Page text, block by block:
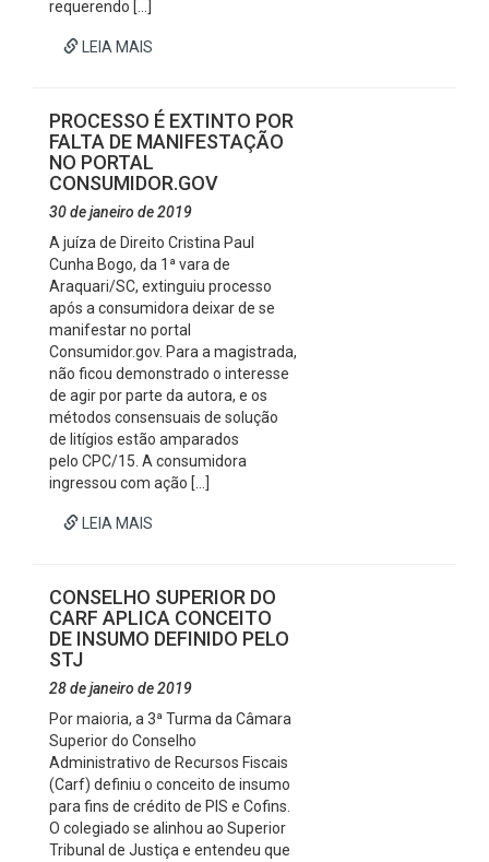
requerendo […]
LEIA MAIS
PROCESSO É EXTINTO POR
FALTA DE MANIFESTAÇÃO
NO PORTAL
CONSUMIDOR.GOV
30 de janeiro de 2019
A juíza de Direito Cristina Paul
Cunha Bogo, da 1ª vara de
Araquari/SC, extinguiu processo
após a consumidora deixar de se
manifestar no portal
Consumidor.gov. Para a magistrada,
não ficou demonstrado o interesse
de agir por parte da autora, e os
métodos consensuais de solução
de litígios estão amparados
pelo CPC/15. A consumidora
ingressou com ação […]
LEIA MAIS
CONSELHO SUPERIOR DO
CARF APLICA CONCEITO
DE INSUMO DEFINIDO PELO
STJ
28 de janeiro de 2019
Por maioria, a 3ª Turma da Câmara
Superior do Conselho
Administrativo de Recursos Fiscais
(Carf) definiu o conceito de insumo
para fins de crédito de PIS e Cofins.
O colegiado se alinhou ao Superior
Tribunal de Justiça e entendeu que